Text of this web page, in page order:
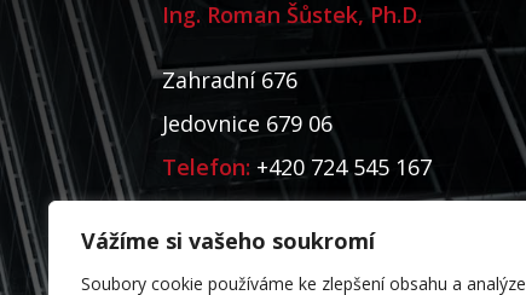
Vážíme si vašeho soukromí
Soubory cookie používáme ke zlepšení obsahu a analýze
Ing. Roman Šůstek, Ph.D.
Zahradní 676
Jedovnice 679 06
Telefon: +420 724 545 167
Email:romansustek@seznam.cz
Datová schránka:t42uic